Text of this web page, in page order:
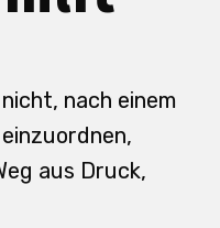
nach einem
aus Druck,